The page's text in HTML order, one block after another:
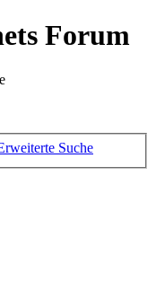
Forum
Suche